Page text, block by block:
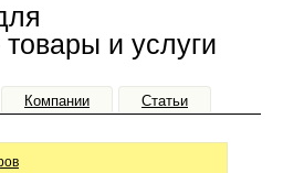
и услуги
Компании Статьи